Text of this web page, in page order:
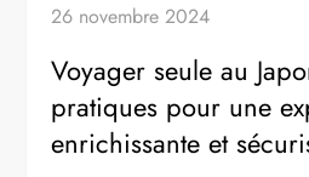
26 novembre 2024
Voyager seule au
pratiques pour une
enrichissante et